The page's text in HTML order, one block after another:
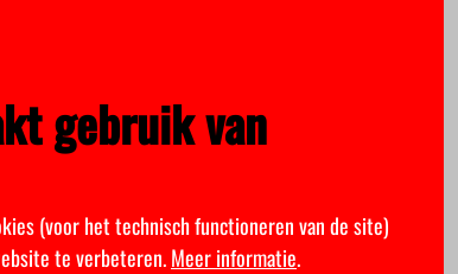
gebruik van
(voor het technisch functioneren van de site)
te verbeteren.Meer informatie.